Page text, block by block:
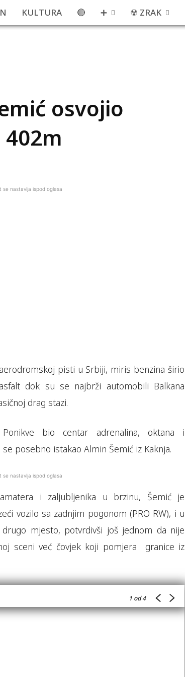
KULTURA 🔴 ➕ ☢ ZRAK
osvojio
se nastavlja ispod oglasa
pisti u Srbiji, miris benzina širio
dok su se najbrži automobili Balkana
drag stazi.
bio centar adrenalina, oktana i
posebno istakao Almin Šemić iz Kaknja.
se nastavlja ispod oglasa
i zaljubljenika u brzinu, Šemić je
vozilo sa zadnjim pogonom (PRO RW), i u
mjesto, potvrdivši još jednom da nije
sceni već čovjek koji pomjera granice iz
1 od 4